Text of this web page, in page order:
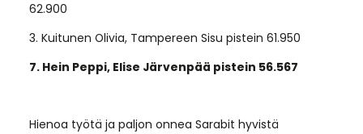
62.900
3. Kuitunen Olivia, Tampereen Sisu pistein 61.950
7. Hein Peppi, Elise Järvenpää pistein 56.567
Hienoa työtä ja paljon onnea Sarabit hyvistä